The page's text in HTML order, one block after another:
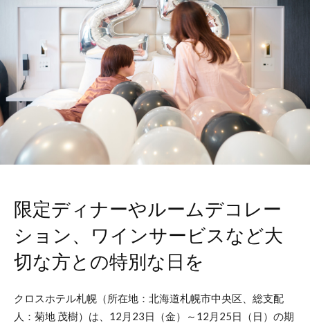
限定ディナーやルームデコレー
ション、ワインサービスなど大
切な方との特別な日を
クロスホテル札幌（所在地：北海道札幌市中央区、総支配
人：菊地 茂樹）は、12月23日（金）～12月25日（日）の期